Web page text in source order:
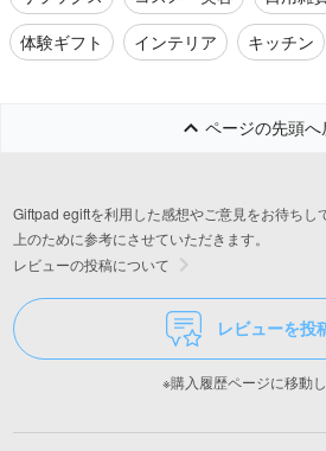
体験ギフト
インテリア キッチン
ページの先頭へ
Giftpad egiftを利用した感想やご意見をお待ちし
上のために参考にさせていただきます。
レビューの投稿について
レビューを投
※購入履歴ページに移動し